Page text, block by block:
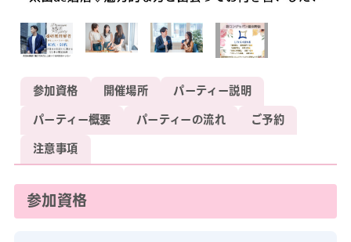
参加資格 開催場所
パーティー説明
パーティー概要
パーティーの流れ
ご予約
注意事項
参加資格